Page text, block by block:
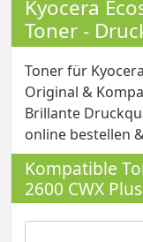
Kyocera
Toner -
Toner für
Original &
Brillante
online bestellen
Kompatible
2600 CWX Plus